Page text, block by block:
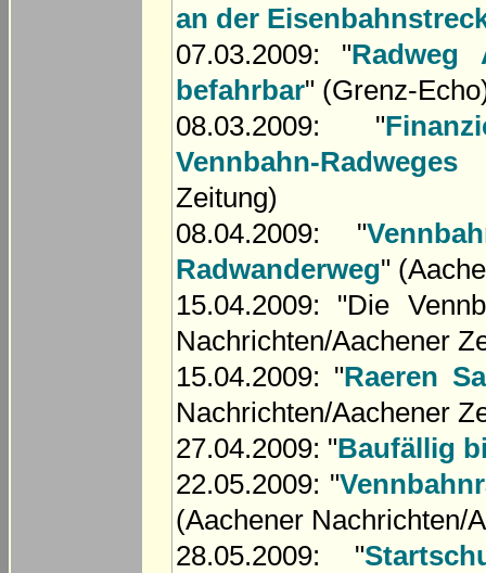
an der
07.03.2009: "Radweg
befahrbar" (Grenz-
08.03.2009: "
Vennbahn-Radweges
Zeitung)
08.04.2009: "
Radwanderweg"
15.04.2009: "Die
Nachrichten/Aachener
15.04.2009: "Raeren
Nachrichten/Aachener
27.04.2009: "Baufällig
22.05.2009: "
(Aachener Nachrichten/
28.05.2009: "